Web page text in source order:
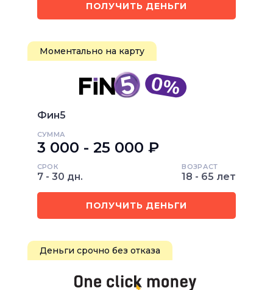
ПОЛУЧИТЬ ДЕНЬГИ
Моментально на карту
Фин5
СУММА
3 000 - 25 000 ₽
СРОК
7 - 30 дн.
ВОЗРАСТ
18 - 65 лет
ПОЛУЧИТЬ ДЕНЬГИ
Деньги срочно без отказа